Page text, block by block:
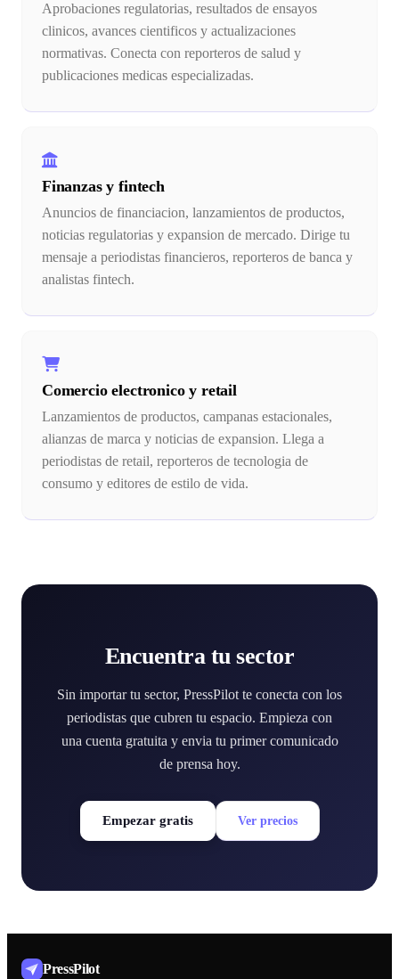
Aprobaciones regulatorias, resultados de ensayos
clinicos, avances cientificos y actualizaciones
normativas. Conecta con reporteros de salud y
publicaciones medicas especializadas.
Finanzas y fintech
Anuncios de financiacion, lanzamientos de productos,
noticias regulatorias y expansion de mercado. Dirige tu
mensaje a periodistas financieros, reporteros de banca y
analistas fintech.
Comercio electronico y retail
Lanzamientos de productos, campanas estacionales,
alianzas de marca y noticias de expansion. Llega a
periodistas de retail, reporteros de tecnologia de
consumo y editores de estilo de vida.
Encuentra tu sector
Sin importar tu sector, PressPilot te conecta con los
periodistas que cubren tu espacio. Empieza con
una cuenta gratuita y envia tu primer comunicado
de prensa hoy.
Empezar gratis Ver precios
PressPilot